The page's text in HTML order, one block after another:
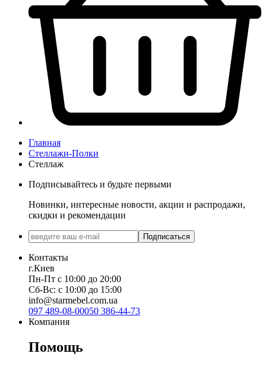
Главная
Стеллажи-Полки
Стеллаж
Подписывайтесь и будьте первыми
Новинки, интересные новости, акции и распродажи,
скидки и рекомендации
Подписаться
Контакты
г.Киев
Пн-Пт с 10:00 до 20:00
Сб-Вс: с 10:00 до 15:00
info@starmebel.com.ua
097 489-08-00050 386-44-73
Компания
Помощь